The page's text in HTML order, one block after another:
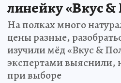
линейку «Вкус &
На полках много
цены разные,
изучили мёд «Вкус &
экспертами выяснили,
при выборе